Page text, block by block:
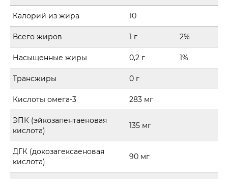
Калорий из жира 10
Всего жиров 1 г 2%
Насыщенные жиры 0,2 г 1%
Трансжиры 0 г
Кислоты омега-3 283 мг
ЭПК (эйкозапентаеновая
кислота)
135 мг
ДГК (докозагексаеновая
кислота)
90 мг